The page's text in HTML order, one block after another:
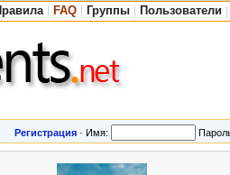
FAQ Группы Пользователи
Регистрация · Имя: